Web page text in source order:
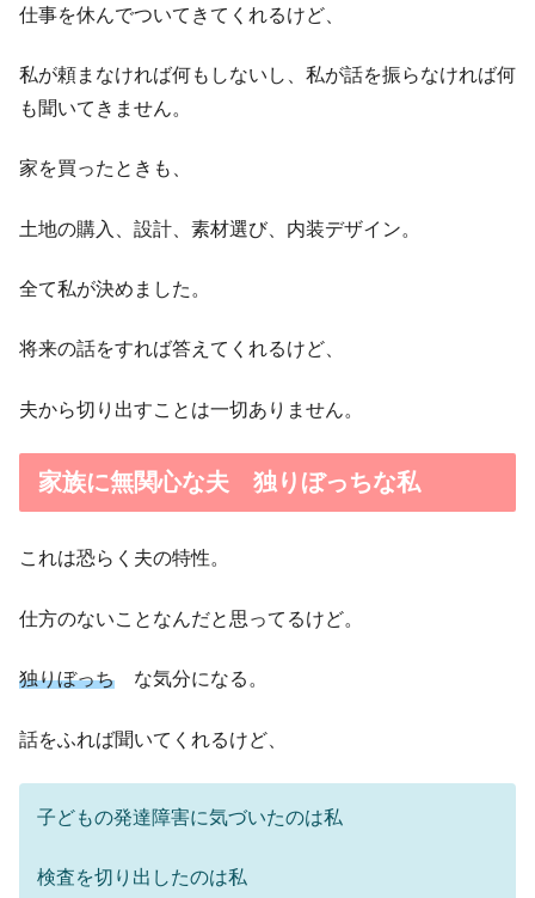
仕事を休んでついてきてくれるけど、
私が頼まなければ何もしないし、私が話を振らなければ何
も聞いてきません。
家を買ったときも、
土地の購入、設計、素材選び、内装デザイン。
全て私が決めました。
将来の話をすれば答えてくれるけど、
夫から切り出すことは一切ありません。
家族に無関心な夫 独りぼっちな私
これは恐らく夫の特性。
仕方のないことなんだと思ってるけど。
独りぼっち な気分になる。
話をふれば聞いてくれるけど、
子どもの発達障害に気づいたのは私
検査を切り出したのは私